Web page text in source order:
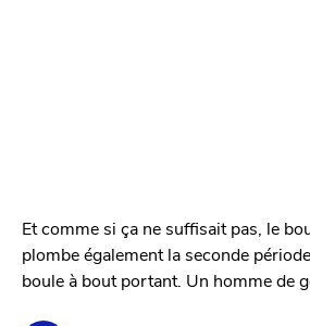
Et comme si ça ne suffisait pas, le
plombe également la seconde
boule à bout portant. Un homme de